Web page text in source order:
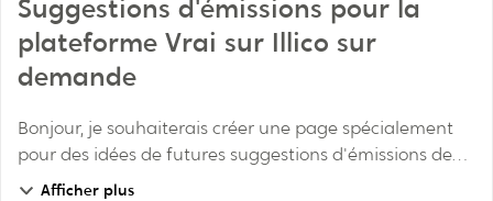
Suggestions d'émissions pour la
plateforme Vrai sur Illico sur
demande
Bonjour, je souhaiterais créer une page spécialement
pour des idées de futures suggestions d'émissions de
télé-réalité et documentaire que j'aimerais voir arriver
Afficher plus